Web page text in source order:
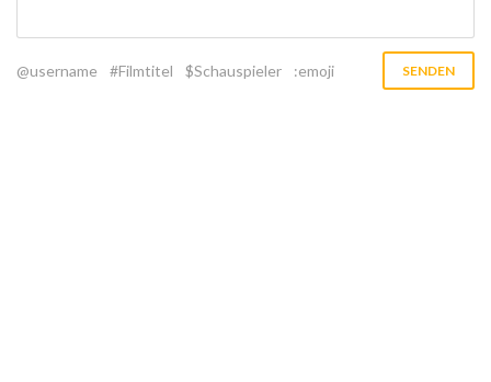
@username #Filmtitel $Schauspieler :emoji